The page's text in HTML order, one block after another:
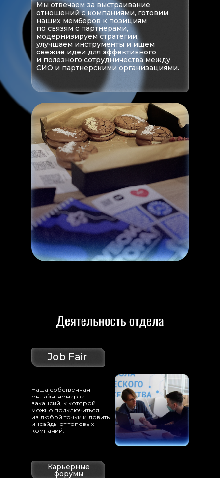
Мы отвечаем за выстраивание
отношений с компаниями, готовим
наших мемберов к позициям
по связям с партнерами,
модернизируем стратегии,
улучшаем инструменты и ищем
свежие идеи для эффективного
и полезного сотрудничества между
СИО и партнерскими организациями.
Job Fair
Карьерные
форумы
Наша собственная
онлайн-ярмарка
вакансий, к которой
можно подключиться
из любой точки и ловить
инсайды от топовых
компаний.